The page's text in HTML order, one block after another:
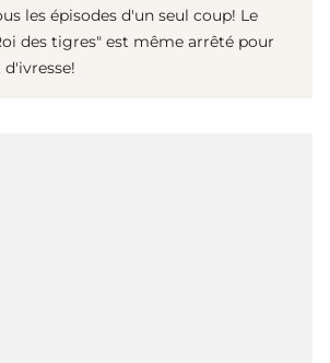
les épisodes d'un seul coup! Le
des tigres" est même arrêté pour